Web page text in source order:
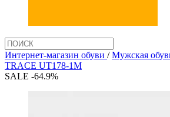
Интернет-магазин обуви /Мужская
TRACE UT178-1M
SALE -64.9%